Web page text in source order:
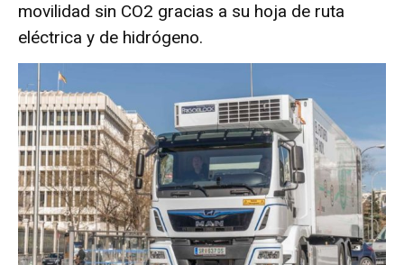
movilidad sin CO2 gracias a su hoja de ruta
eléctrica y de hidrógeno.